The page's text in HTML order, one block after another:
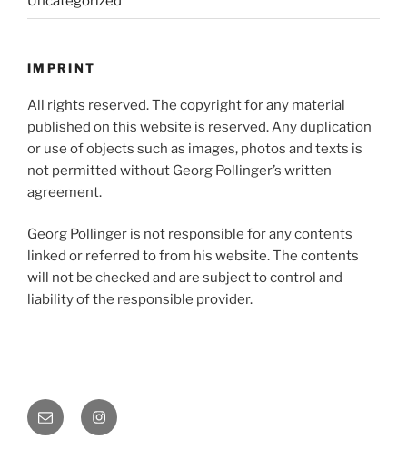
IMPRINT
All rights reserved. The copyright for any material
published on this website is reserved. Any duplication
or use of objects such as images, photos and texts is
not permitted without Georg Pollinger’s written
agreement.
Georg Pollinger is not responsible for any contents
linked or referred to from his website. The contents
will not be checked and are subject to control and
liability of the responsible provider.
E-
Mail
Instagram